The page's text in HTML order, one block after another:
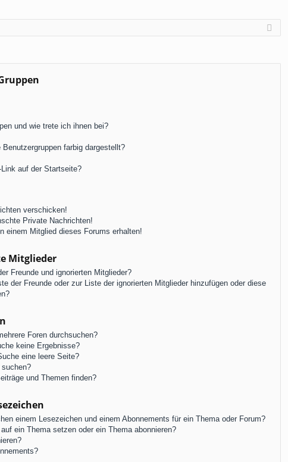
und wie trete ich ihnen bei?
farbig dargestellt?
Link auf der Startseite?
verschicken!
Private Nachrichten!
einem Mitglied dieses Forums erhalten!
Mitglieder
Freunde und ignorierten Mitglieder?
der Freunde oder zur Liste der ignorierten Mitglieder hinzufügen oder diese
Foren durchsuchen?
keine Ergebnisse?
eine leere Seite?
und Themen finden?
einem Lesezeichen und einem Abonnements für ein Thema oder Forum?
ein Thema setzen oder ein Thema abonnieren?